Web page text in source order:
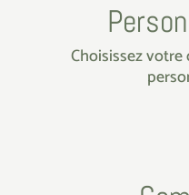
Choisissez